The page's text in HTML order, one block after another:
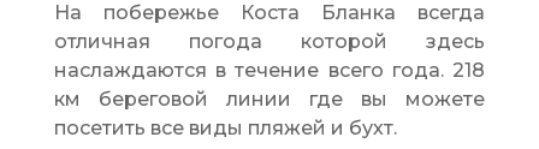
На побережье Коста Бланка всегда
отличная погода которой здесь
наслаждаются в течение всего года. 218
км береговой линии где вы можете
посетить все виды пляжей и бухт.